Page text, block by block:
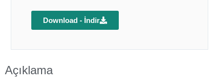
Download - İndir
Açıklama